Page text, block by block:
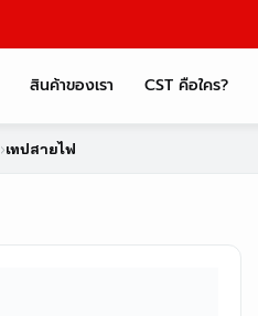
สินค้าของเรา CST คือใคร?
›เทปสายไฟ